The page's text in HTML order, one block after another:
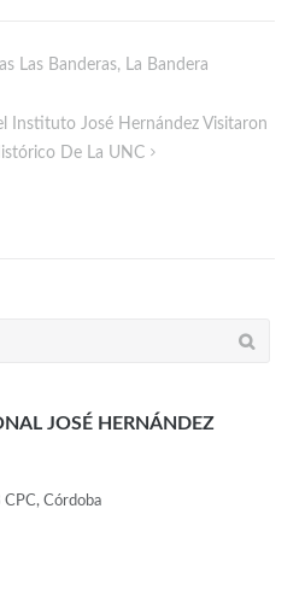
Las Banderas, La Bandera
Instituto José Hernández Visitaron
De La UNC
JOSÉ HERNÁNDEZ
Córdoba